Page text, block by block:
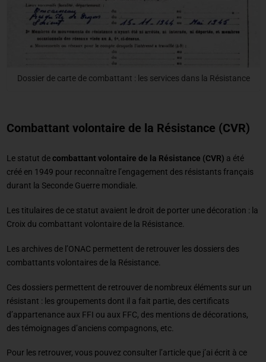
Dossier de carte de combattant : les services dans la Résistance
Combattant volontaire de la Résistance (CVR)
Le statut decombattant volontaire de la Résistance (CVR) a été
créé en 1949 pour reconnaître l’engagement des résistants français
durant la Seconde Guerre mondiale.
Les titulaires de ce statut avaient le droit de porter une décoration : la
Croix du combattant volontaire de la Résistance.
Les archives de l’ONAC permettent de retrouver les dossiers des
combattants volontaires de la Résistance.
Ces dossiers permettent de retrouver de nombreux éléments sur un
résistant : les groupements dont il a fait partie, des certificats
d’appartenance aux FFI ou aux FFC, des mentions de décorations,
des témoignages d’anciens compagnons, etc.
Pour les retrouver, vous pouvez consulter l’article que j’ai écrit à ce